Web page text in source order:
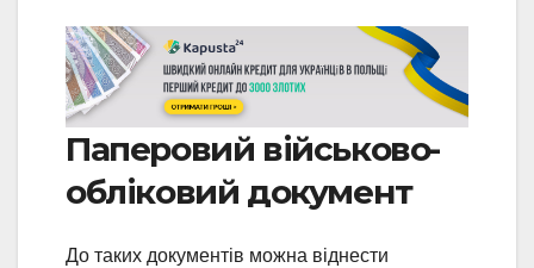
Паперовий військово-
обліковий документ
До таких документів можна віднести